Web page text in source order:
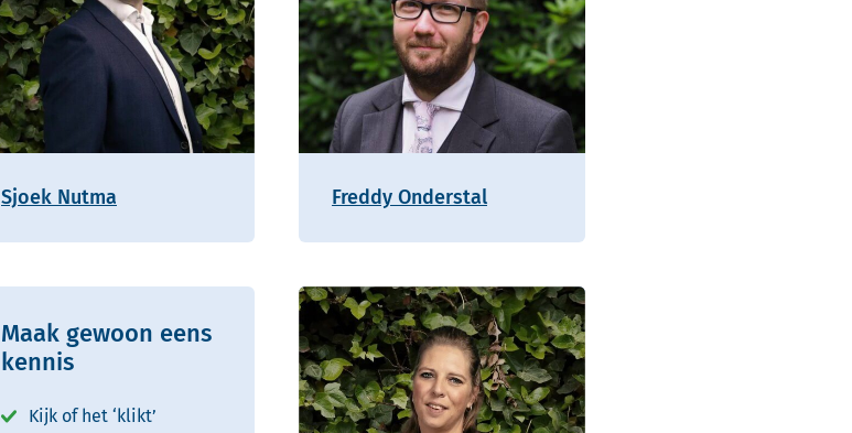
Sjoek Nutma Freddy Onderstal
Maak gewoon eens
kennis
Kijk of het ‘klikt’